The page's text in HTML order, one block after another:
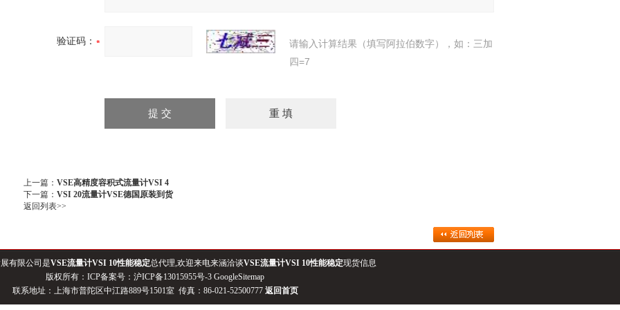
验证码：
请输入计算结果（填写阿拉伯数字），如：三加
四=7
上一篇： VSE高精度容积式流量计VSI 4
下一篇： VSI 20流量计VSE德国原装到货
返回列表>>
有限公司是VSE流量计VSI 10性能稳定总代理,欢迎来电来涵洽谈VSE流量计VSI 10性能稳定现货信息
版权所有：ICP备案号： 沪ICP备13015955号-3 GoogleSitemap
联系地址：上海市普陀区中江路889号1501室 传真：86-021-52500777 返回首页